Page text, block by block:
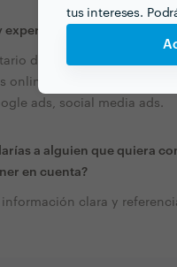
tus intereses.
experiencia tienes que
de la Universidad Latina
online de estrategia de
ads, social media ads.
a alguien que quiera
en cuenta?
clara y